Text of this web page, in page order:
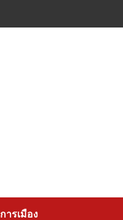
การเมือง